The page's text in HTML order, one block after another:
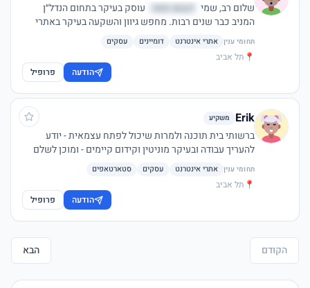
שלום רב, שמי יבעטג סאה
עוסק בעיקר בתחום הנדל״ן
המניב כבר שנים רבות. מחפש גיוון והשקעה בעיקר באתרי
אינטרנט, דומיינים או עסקים שמניבים הכנסה פסיבית או
אקטיבית חלקית.
תחומי ענין אתרי אינטרנט דומיינים עסקים
📍 תל אביב
הודעה
פרופיל
Erik משקיע
ברשותי בית תוכנה ולמרות שיכול לפתח עצמאית - יודע
להעריך עבודה ובעיקר מוניטין וקידום קיימים - ומוכן לשלם
עליהם. במקרים של עסקאות גדולות - פתוח גם לעסקאות של
'חצי יציאה' - או רכישה מדורגת
תחומי ענין אתרי אינטרנט עסקים סטארטאפים
📍 תל אביב
הודעה
פרופיל
הקודם הבא